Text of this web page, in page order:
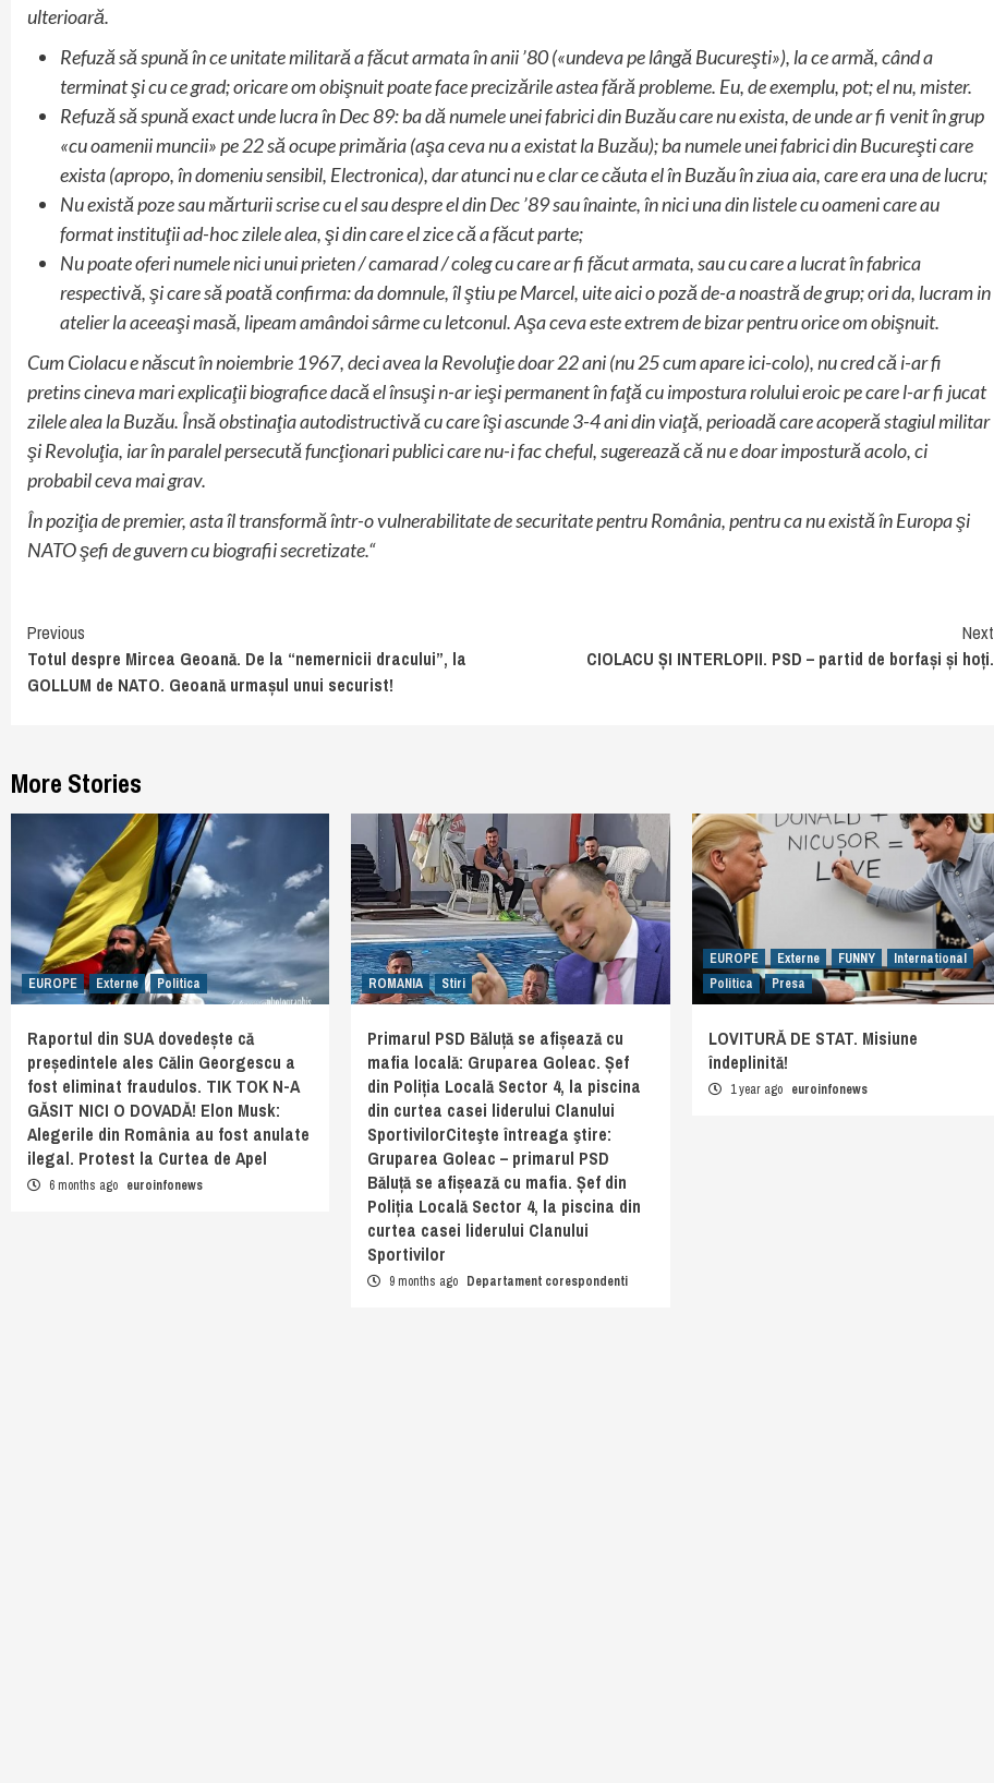
ulterioară.
Refuză să spună în ce unitate militară a făcut armata în anii ’80 («undeva pe lângă Bucureşti»), la ce armă, când a
terminat şi cu ce grad; oricare om obişnuit poate face precizările astea fără probleme. Eu, de exemplu, pot; el nu, mister.
Refuză să spună exact unde lucra în Dec 89: ba dă numele unei fabrici din Buzău care nu exista, de unde ar fi venit în grup
«cu oamenii muncii» pe 22 să ocupe primăria (aşa ceva nu a existat la Buzău); ba numele unei fabrici din Bucureşti care
exista (apropo, în domeniu sensibil, Electronica), dar atunci nu e clar ce căuta el în Buzău în ziua aia, care era una de lucru;
Nu există poze sau mărturii scrise cu el sau despre el din Dec ’89 sau înainte, în nici una din listele cu oameni care au
format instituţii ad-hoc zilele alea, şi din care el zice că a făcut parte;
Nu poate oferi numele nici unui prieten / camarad / coleg cu care ar fi făcut armata, sau cu care a lucrat în fabrica
respectivă, şi care să poată confirma: da domnule, îl ştiu pe Marcel, uite aici o poză de-a noastră de grup; ori da, lucram in
atelier la aceeaşi masă, lipeam amândoi sârme cu letconul. Aşa ceva este extrem de bizar pentru orice om obişnuit.
Cum Ciolacu e născut în noiembrie 1967, deci avea la Revoluţie doar 22 ani (nu 25 cum apare ici-colo), nu cred că i-ar fi
pretins cineva mari explicaţii biografice dacă el însuşi n-ar ieşi permanent în faţă cu impostura rolului eroic pe care l-ar fi jucat
zilele alea la Buzău. Însă obstinaţia autodistructivă cu care îşi ascunde 3-4 ani din viaţă, perioadă care acoperă stagiul militar
şi Revoluţia, iar în paralel persecută funcţionari publici care nu-i fac cheful, sugerează că nu e doar impostură acolo, ci
probabil ceva mai grav.
În poziţia de premier, asta îl transformă într-o vulnerabilitate de securitate pentru România, pentru ca nu există în Europa şi
NATO şefi de guvern cu biografii secretizate.“
Continue
Reading
Previous
Totul despre Mircea Geoană. De la “nemernicii dracului”, la
GOLLUM de NATO. Geoană urmașul unui securist!
Next
CIOLACU ȘI INTERLOPII. PSD – partid de borfași și hoți.
More Stories
EUROPE Externe Politica
Raportul din SUA dovedește că
președintele ales Călin Georgescu a
fost eliminat fraudulos. TIK TOK N-A
GĂSIT NICI O DOVADĂ! Elon Musk:
Alegerile din România au fost anulate
ilegal. Protest la Curtea de Apel
6 months ago euroinfonews
ROMANIA Stiri
Primarul PSD Băluță se afișează cu
mafia locală: Gruparea Goleac. Șef
din Poliția Locală Sector 4, la piscina
din curtea casei liderului Clanului
SportivilorCiteşte întreaga ştire:
Gruparea Goleac – primarul PSD
Băluță se afișează cu mafia. Șef din
Poliția Locală Sector 4, la piscina din
curtea casei liderului Clanului
Sportivilor
9 months ago Departament corespondenti
EUROPE Externe FUNNY
International
Politica
Presa
LOVITURĂ DE STAT. Misiune
îndeplinită!
1 year ago euroinfonews